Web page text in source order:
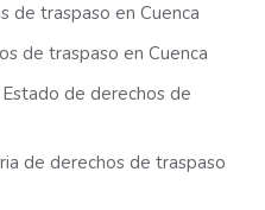
de traspaso en Cuenca
de traspaso en Cuenca
de derechos de
de derechos de traspaso